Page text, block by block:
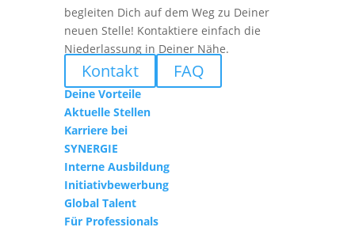
begleiten Dich auf dem Weg zu Deiner
neuen Stelle! Kontaktiere einfach die
Niederlassung in Deiner Nähe.
Kontakt FAQ
Deine Vorteile
Aktuelle Stellen
Karriere bei
SYNERGIE
Interne Ausbildung
Initiativbewerbung
Global Talent
Für Professionals